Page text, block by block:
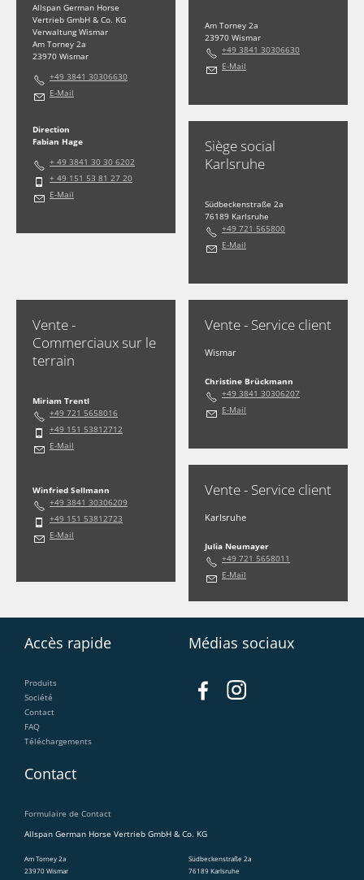
Allspan German Horse
Vertrieb GmbH & Co. KG
Verwaltung Wismar
Am Torney 2a
23970 Wismar
+49 3841 30306630
E-Mail
Direction
Fabian Hage
+ 49 3841 30 30 6202
+ 49 151 53 81 27 20
E-Mail
Am Torney 2a
23970 Wismar
+49 3841 30306630
E-Mail
Siège social
Karlsruhe
Südbeckenstraße 2a
76189 Karlsruhe
+49 721 565800
E-Mail
Vente -
Commerciaux sur le
terrain
Miriam Trentl
+49 721 5658016
+49 151 53812712
E-Mail
Winfried Sellmann
+49 3841 30306209
+49 151 53812723
E-Mail
Vente - Service client
Wismar
Christine Brückmann
+49 3841 30306207
E-Mail
Vente - Service client
Karlsruhe
Julia Neumayer
+49 721 5658011
E-Mail
Accès rapide
Produits
Société
Contact
FAQ
Téléchargements
Médias sociaux
Contact
Formulaire de Contact
Allspan German Horse Vertrieb GmbH & Co. KG
Am Torney 2a
23970 Wismar
Südbeckenstraße 2a
76189 Karlsruhe